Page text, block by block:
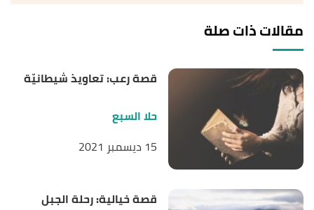
مقالات ذات صلة
قصة رعب: تعاويذ شيطانيّة
حلا السبع
15 ديسمبر 2021
قصة خيالية: رحلة الجبل